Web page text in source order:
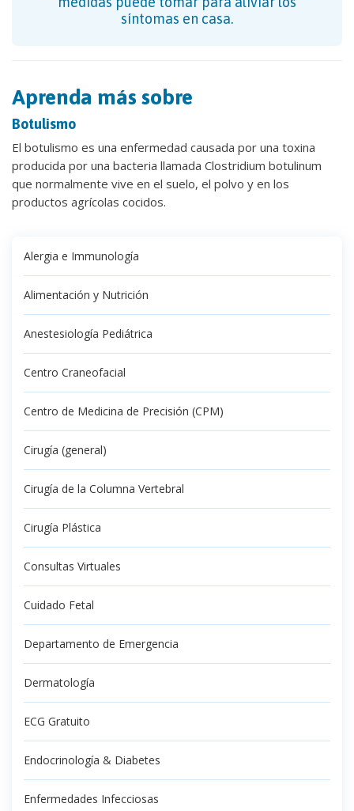
síntomas en casa.
Aprenda más sobre
Botulismo
El botulismo es una enfermedad causada por una toxina
producida por una bacteria llamada Clostridium botulinum
que normalmente vive en el suelo, el polvo y en los
productos agrícolas cocidos.
Alergia e Immunología
Alimentación y Nutrición
Anestesiología Pediátrica
Centro Craneofacial
Centro de Medicina de Precisión (CPM)
Cirugía (general)
Cirugía de la Columna Vertebral
Cirugía Plástica
Consultas Virtuales
Cuidado Fetal
Departamento de Emergencia
Dermatología
ECG Gratuito
Endocrinología & Diabetes
Enfermedades Infecciosas